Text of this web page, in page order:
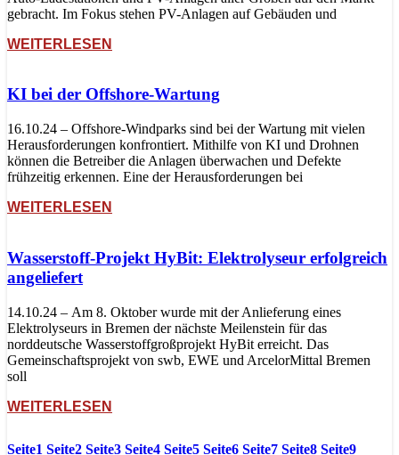
gebracht. Im Fokus stehen PV-Anlagen auf Gebäuden und
WEITERLESEN
KI bei der Offshore-Wartung
16.10.24 – Offshore-Windparks sind bei der Wartung mit vielen
Herausforderungen konfrontiert. Mithilfe von KI und Drohnen
können die Betreiber die Anlagen überwachen und Defekte
frühzeitig erkennen. Eine der Herausforderungen bei
WEITERLESEN
Wasserstoff-Projekt HyBit: Elektrolyseur erfolgreich
angeliefert
14.10.24 – Am 8. Oktober wurde mit der Anlieferung eines
Elektrolyseurs in Bremen der nächste Meilenstein für das
norddeutsche Wasserstoffgroßprojekt HyBit erreicht. Das
Gemeinschaftsprojekt von swb, EWE und ArcelorMittal Bremen
soll
WEITERLESEN
Seite1 Seite2 Seite3 Seite4 Seite5 Seite6 Seite7 Seite8 Seite9